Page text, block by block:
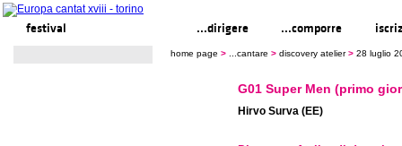
festival ...dirigere ...comporre
home page > ...cantare > discovery atelier > 28 luglio
G01 Super Men (primo
Hirvo Surva (EE)